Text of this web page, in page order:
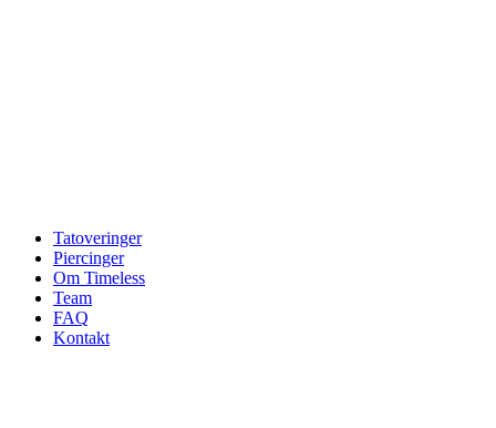
Tatoveringer
Piercinger
Om Timeless
Team
FAQ
Kontakt